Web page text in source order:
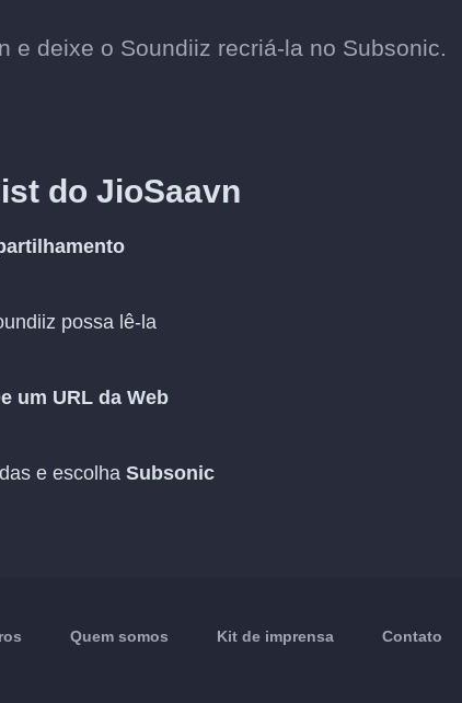
deixe o Soundiiz recriá-la no Subsonic.
do JioSaavn
possa lê-la
um URL da Web
e escolha Subsonic
Quem somos Kit de imprensa Contato